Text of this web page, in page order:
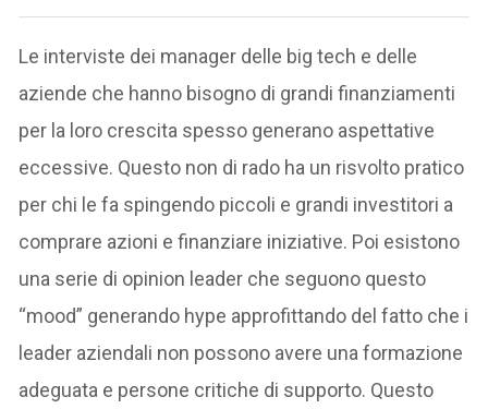
Le interviste dei manager delle big tech e delle
aziende che hanno bisogno di grandi finanziamenti
per la loro crescita spesso generano aspettative
eccessive. Questo non di rado ha un risvolto pratico
per chi le fa spingendo piccoli e grandi investitori a
comprare azioni e finanziare iniziative. Poi esistono
una serie di opinion leader che seguono questo
“mood” generando hype approfittando del fatto che i
leader aziendali non possono avere una formazione
adeguata e persone critiche di supporto. Questo